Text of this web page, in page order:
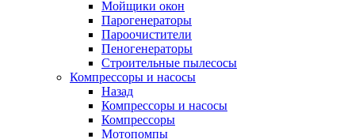
Мойщики окон
Парогенераторы
Пароочистители
Пеногенераторы
Строительные пылесосы
Компрессоры и насосы
Назад
Компрессоры и насосы
Компрессоры
Мотопомпы